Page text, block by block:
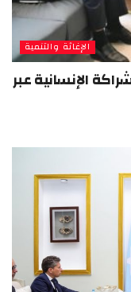
الإغاثة والتنمية
الإنسانية عبر